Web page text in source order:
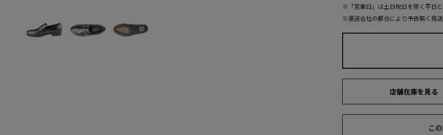
※「営業日」は土日祝日を除く平日
※運送会社の都合により予告無く発
店舗在庫を見る
こ